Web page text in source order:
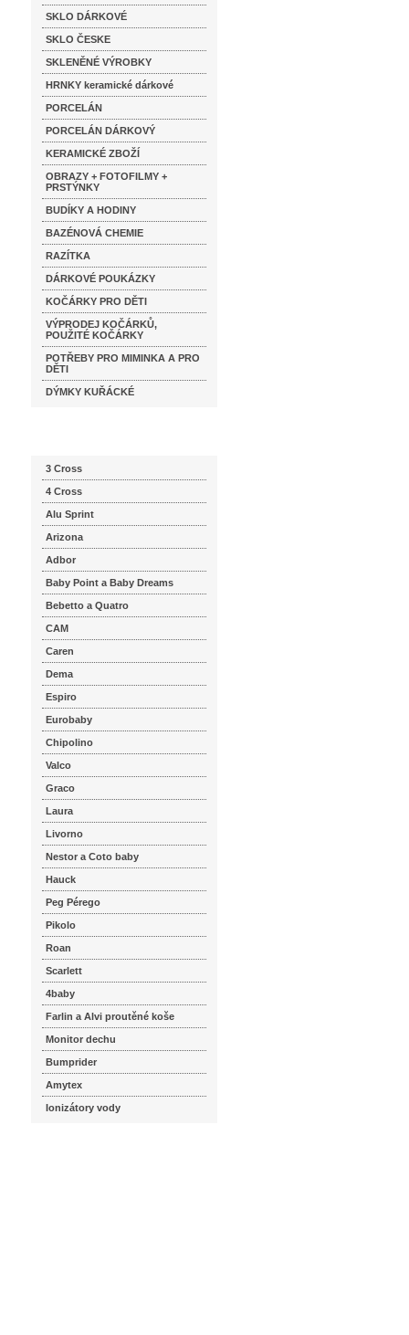
SKLO DÁRKOVÉ
SKLO ČESKE
SKLENĚNÉ VÝROBKY
HRNKY keramické dárkové
PORCELÁN
PORCELÁN DÁRKOVÝ
KERAMICKÉ ZBOŽÍ
OBRAZY + FOTOFILMY +
PRSTÝNKY
BUDÍKY A HODINY
BAZÉNOVÁ CHEMIE
RAZÍTKA
DÁRKOVÉ POUKÁZKY
KOČÁRKY PRO DĚTI
VÝPRODEJ KOČÁRKŮ,
POUŽITÉ KOČÁRKY
POTŘEBY PRO MIMINKA A PRO
DĚTI
DÝMKY KUŘÁCKÉ
3 Cross
4 Cross
Alu Sprint
Arizona
Adbor
Baby Point a Baby Dreams
Bebetto a Quatro
CAM
Caren
Dema
Espiro
Eurobaby
Chipolino
Valco
Graco
Laura
Livorno
Nestor a Coto baby
Hauck
Peg Pérego
Pikolo
Roan
Scarlett
4baby
Farlin a Alvi proutěné koše
Monitor dechu
Bumprider
Amytex
Ionizátory vody